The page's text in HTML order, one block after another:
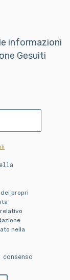
informazioni
Gesuiti
propri
nella